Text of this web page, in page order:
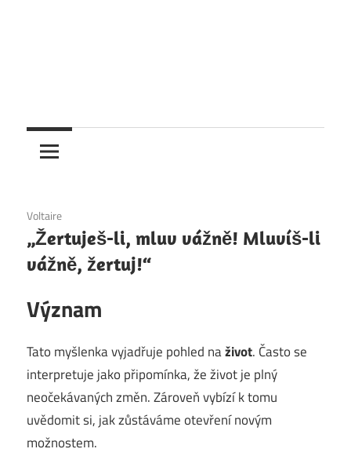
6. 12. 2020
Voltaire
„Žertuješ-li, mluv vážně! Mluvíš-li
vážně, žertuj!“
Význam
Tato myšlenka vyjadřuje pohled naživot. Často se
interpretuje jako připomínka, že život je plný
neočekávaných změn. Zároveň vybízí k tomu
uvědomit si, jak zůstáváme otevření novým
možnostem.